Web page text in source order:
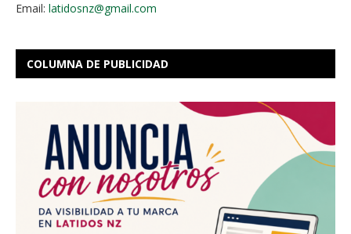
Email: latidosnz@gmail.com
COLUMNA DE PUBLICIDAD